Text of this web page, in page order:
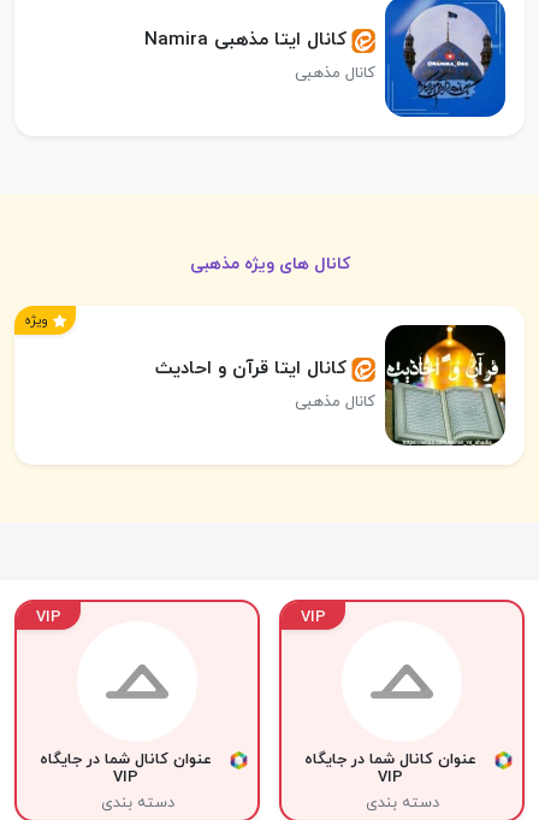
کانال ایتا مذهبی Namira
کانال مذهبی
کانال های ویژه مذهبی
ویژه
کانال ایتا قرآن و احادیث
کانال مذهبی
VIP
عنوان کانال شما در جایگاه
VIP
دسته بندی
VIP
عنوان کانال شما در جایگاه
VIP
دسته بندی